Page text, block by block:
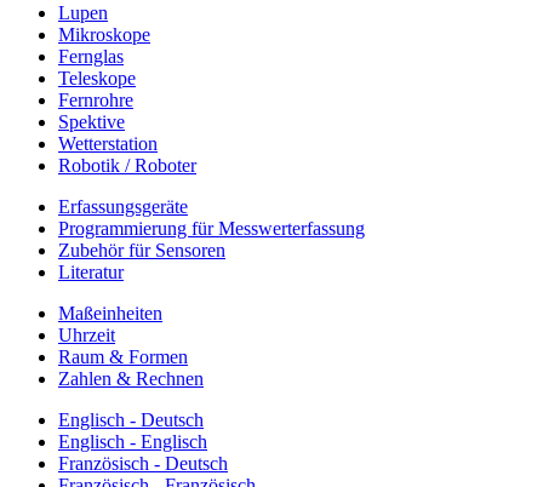
Lupen
Mikroskope
Fernglas
Teleskope
Fernrohre
Spektive
Wetterstation
Robotik / Roboter
Erfassungsgeräte
Programmierung für Messwerterfassung
Zubehör für Sensoren
Literatur
Maßeinheiten
Uhrzeit
Raum & Formen
Zahlen & Rechnen
Englisch - Deutsch
Englisch - Englisch
Französisch - Deutsch